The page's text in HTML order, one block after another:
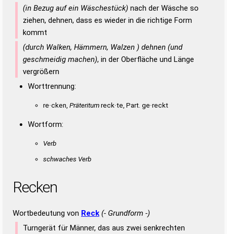
(in Bezug auf ein Wäschestück) nach der Wäsche so
ziehen, dehnen, dass es wieder in die richtige Form
kommt
(durch Walken, Hämmern, Walzen ) dehnen (und
geschmeidig machen), in der Oberfläche und Länge
vergrößern
Worttrennung:
re·cken, Präteritumreck·te, Part. ge·reckt
Wortform:
Verb
schwaches Verb
Recken
Wortbedeutung von Reck (- Grundform -)
Turngerät für Männer, das aus zwei senkrechten